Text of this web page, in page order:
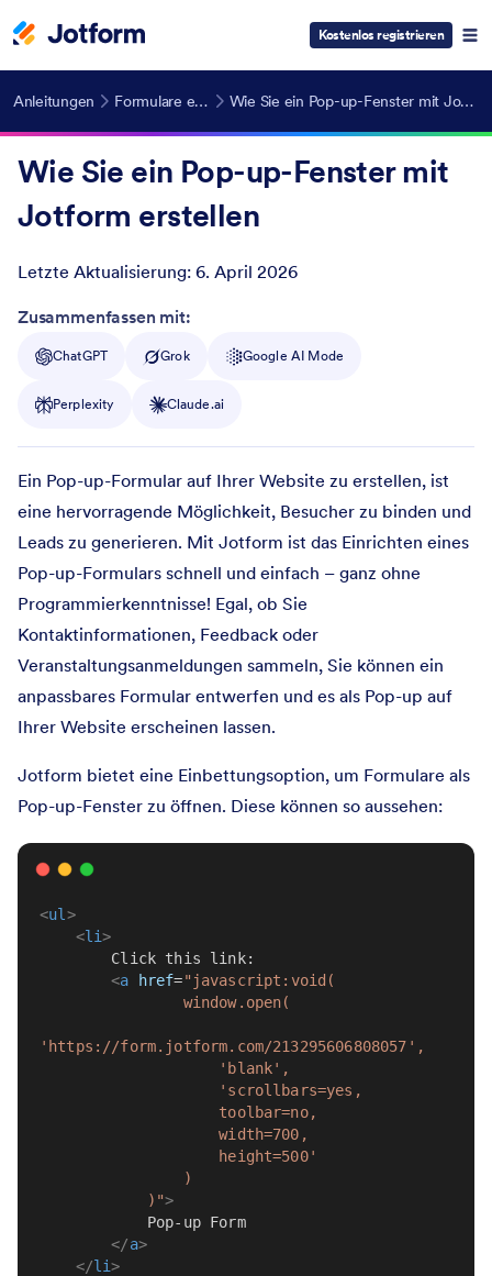
Kostenlos registrieren
Anleitungen Formulare erstellen Wie Sie ein Pop-up-Fenster mit Jotform erstellen
Wie Sie ein Pop-up-Fenster mit
Jotform erstellen
Letzte Aktualisierung: 6. April 2026
Post ID
Zusammenfassen mit:
ChatGPT Grok Google AI Mode
Perplexity Claude.ai
Ein Pop-up-Formular auf Ihrer Website zu erstellen, ist
eine hervorragende Möglichkeit, Besucher zu binden und
Leads zu generieren. Mit Jotform ist das Einrichten eines
Pop-up-Formulars schnell und einfach – ganz ohne
Programmierkenntnisse! Egal, ob Sie
Kontaktinformationen, Feedback oder
Veranstaltungsanmeldungen sammeln, Sie können ein
anpassbares Formular entwerfen und es als Pop-up auf
Ihrer Website erscheinen lassen.
Jotform bietet eine Einbettungsoption, um Formulare als
Pop-up-Fenster zu öffnen. Diese können so aussehen:
<ul >
<li>
        Click this link:
<a href="javascript:void(
                window.open(
'https://form.jotform.com/213295606808057',
                    'blank',
                    'scrollbars=yes,
                    toolbar=no,
                    width=700,
                    height=500'
                )
            )"
>
            Pop-up Form
</a>
</li>